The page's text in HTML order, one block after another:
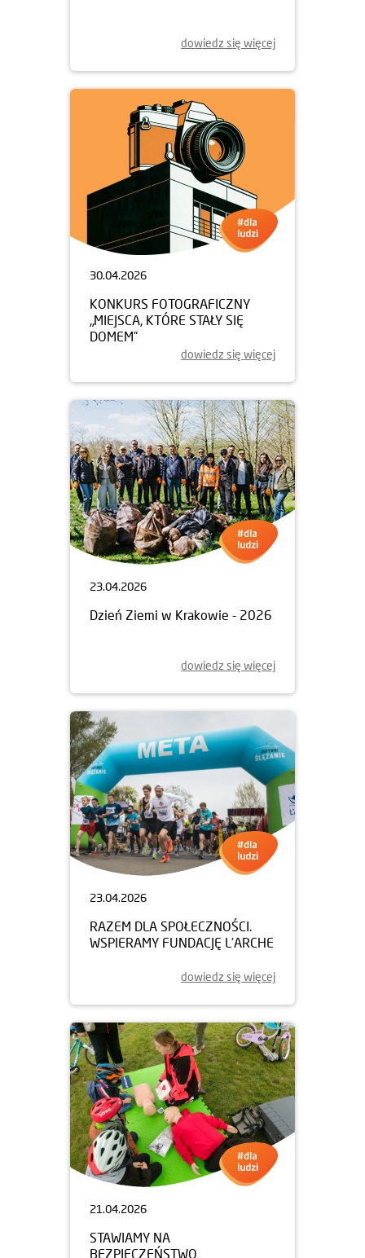
dowiedz się więcej
30.04.2026
KONKURS FOTOGRAFICZNY
„MIEJSCA, KTÓRE STAŁY SIĘ
DOMEM”
dowiedz się więcej
23.04.2026
Dzień Ziemi w Krakowie - 2026
dowiedz się więcej
23.04.2026
RAZEM DLA SPOŁECZNOŚCI.
WSPIERAMY FUNDACJĘ L’ARCHE
dowiedz się więcej
21.04.2026
STAWIAMY NA
BEZPIECZEŃSTWO